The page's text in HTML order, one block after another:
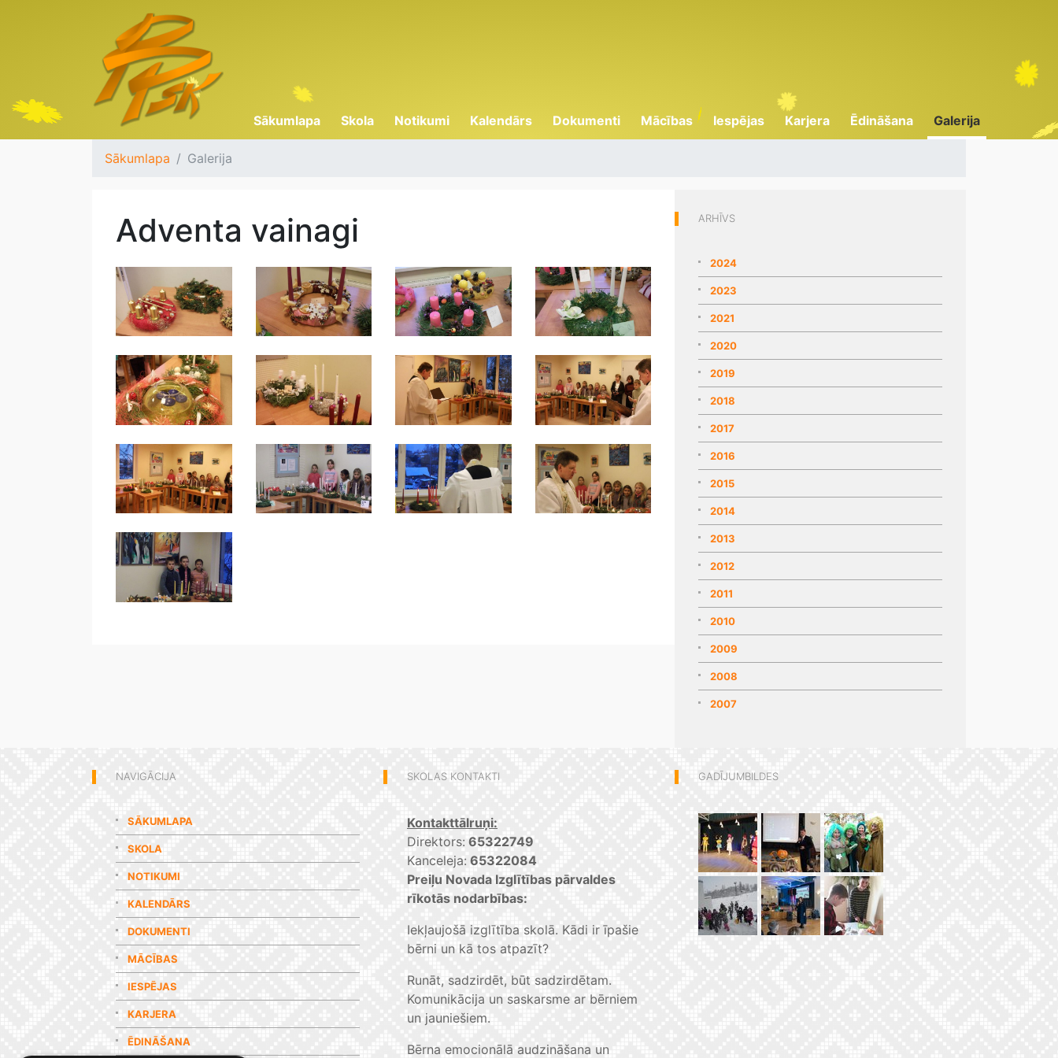
Sākumlapa Skola Notikumi Kalendārs Dokumenti Mācības Iespējas Karjera Ēdināšana Galerija
Sākumlapa Galerija
Adventa vainagi ARHĪVS
2024
2023
2021
2020
2019
2018
2017
2016
2015
2014
2013
2012
2011
2010
2009
2008
2007
NAVIGĀCIJA
SĀKUMLAPA
SKOLA
NOTIKUMI
KALENDĀRS
DOKUMENTI
MĀCĪBAS
IESPĒJAS
KARJERA
ĒDINĀŠANA
SKOLAS KONTAKTI
Kontakttālruņi:
Direktors: 65322749
Kanceleja: 65322084
Preiļu Novada Izglītības pārvaldes
rīkotās nodarbības:
Iekļaujošā izglītība skolā. Kādi ir īpašie
bērni un kā tos atpazīt?
Runāt, sadzirdēt, būt sadzirdētam.
Komunikācija un saskarsme ar bērniem
un jauniešiem.
Bērna emocionālā audzināšana un
GADĪJUMBILDES